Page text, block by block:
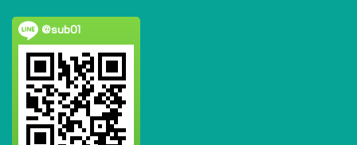
@sub01